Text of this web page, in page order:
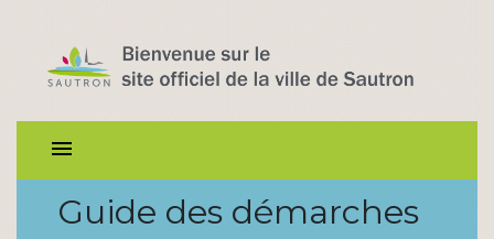
menu
Guide des démarches